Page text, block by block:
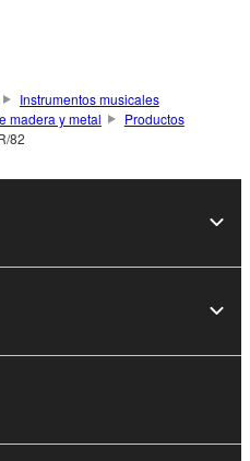
Instrumentos musicales
madera y metal
Productos
82